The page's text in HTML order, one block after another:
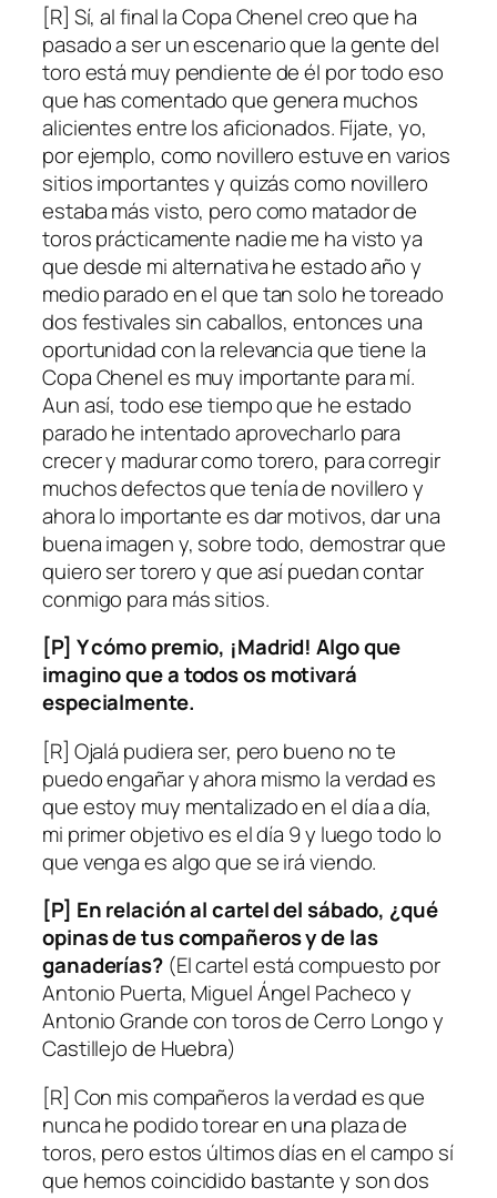
[R] Sí, al final la Copa Chenel creo que ha
pasado a ser un escenario que la gente del
toro está muy pendiente de él por todo eso
que has comentado que genera muchos
alicientes entre los aficionados. Fíjate, yo,
por ejemplo, como novillero estuve en varios
sitios importantes y quizás como novillero
estaba más visto, pero como matador de
toros prácticamente nadie me ha visto ya
que desde mi alternativa he estado año y
medio parado en el que tan solo he toreado
dos festivales sin caballos, entonces una
oportunidad con la relevancia que tiene la
Copa Chenel es muy importante para mí.
Aun así, todo ese tiempo que he estado
parado he intentado aprovecharlo para
crecer y madurar como torero, para corregir
muchos defectos que tenía de novillero y
ahora lo importante es dar motivos, dar una
buena imagen y, sobre todo, demostrar que
quiero ser torero y que así puedan contar
conmigo para más sitios.
[P] Y cómo premio, ¡Madrid! Algo que
imagino que a todos os motivará
especialmente.
[R] Ojalá pudiera ser, pero bueno no te
puedo engañar y ahora mismo la verdad es
que estoy muy mentalizado en el día a día,
mi primer objetivo es el día 9 y luego todo lo
que venga es algo que se irá viendo.
[P] En relación al cartel del sábado, ¿qué
opinas de tus compañeros y de las
ganaderías? (El cartel está compuesto por
Antonio Puerta, Miguel Ángel Pacheco y
Antonio Grande con toros de Cerro Longo y
Castillejo de Huebra)
[R] Con mis compañeros la verdad es que
nunca he podido torear en una plaza de
toros, pero estos últimos días en el campo sí
que hemos coincidido bastante y son dos